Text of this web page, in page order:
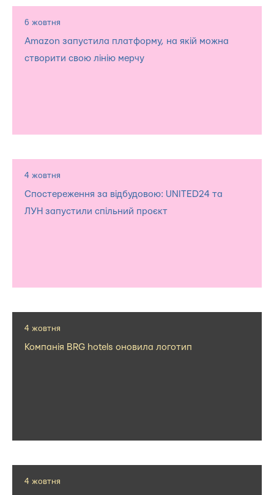
6 жовтня
Amazon запустила платформу, на якій можна
створити свою лінію мерчу
4 жовтня
Спостереження за відбудовою: UNITED24 та
ЛУН запустили спільний проєкт
4 жовтня
Компанія BRG hotels оновила логотип
4 жовтня